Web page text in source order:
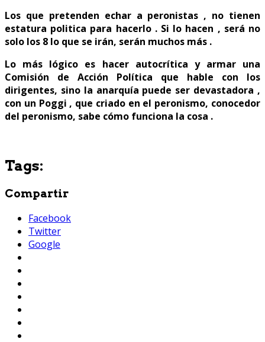
Los que pretenden echar a peronistas , no tienen
estatura politica para hacerlo . Si lo hacen , será no
solo los 8 lo que se irán, serán muchos más .
Lo más lógico es hacer autocrítica y armar una
Comisión de Acción Política que hable con los
dirigentes, sino la anarquía puede ser devastadora ,
con un Poggi , que criado en el peronismo, conocedor
del peronismo, sabe cómo funciona la cosa .
Tags:
Compartir
Facebook
Twitter
Google